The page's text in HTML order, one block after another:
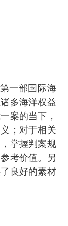
一部国际海
多海洋权益
案的当下，
；对于相关
掌握判案规
考价值。另
良好的素材